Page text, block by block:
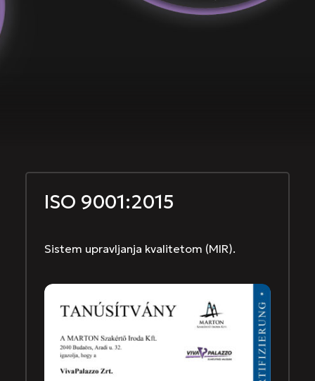
ISO 9001:2015
Sistem upravljanja kvalitetom (MIR).